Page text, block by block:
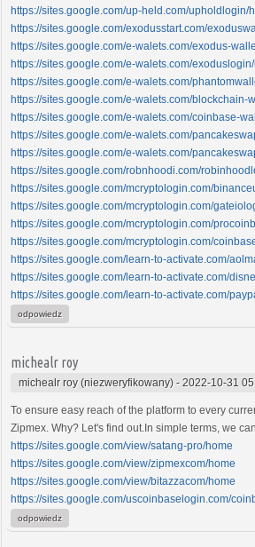
https://sites.google.com/up-held.com/upholdlogin/
https://sites.google.com/exodusstart.com/
https://sites.google.com/e-walets.com/exodus-
https://sites.google.com/e-walets.com/
https://sites.google.com/e-walets.com/
https://sites.google.com/e-walets.com/blockchain-
https://sites.google.com/e-walets.com/coinbase-
https://sites.google.com/e-walets.com/
https://sites.google.com/e-walets.com/
https://sites.google.com/robnhoodi.com/
https://sites.google.com/mcryptologin.com/
https://sites.google.com/mcryptologin.com/
https://sites.google.com/mcryptologin.com/
https://sites.google.com/mcryptologin.com/
https://sites.google.com/learn-to-activate.com/
https://sites.google.com/learn-to-activate.com/
https://sites.google.com/learn-to-activate.com/
odpowiedz
michealr roy
michealr roy (niezweryfikowany) - 2022-10-31
To ensure easy reach of the platform to every
Zipmex. Why? Let's find out.In simple terms, we
https://sites.google.com/view/satang-pro/home
https://sites.google.com/view/zipmexcom/home
https://sites.google.com/view/bitazzacom/home
https://sites.google.com/uscoinbaselogin.com/
odpowiedz